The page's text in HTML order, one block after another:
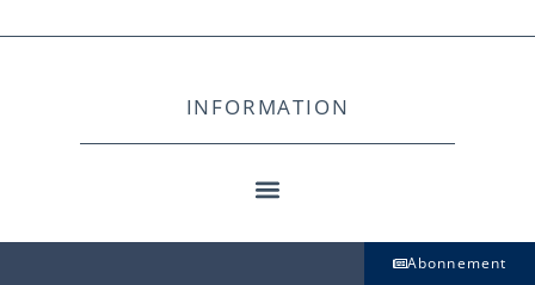
INFORMATION
Abonnement